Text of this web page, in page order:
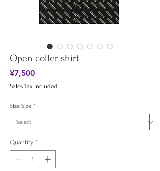
Open coller shirt
¥7,500Price
Sales Tax Included
Size Size *
Quantity *